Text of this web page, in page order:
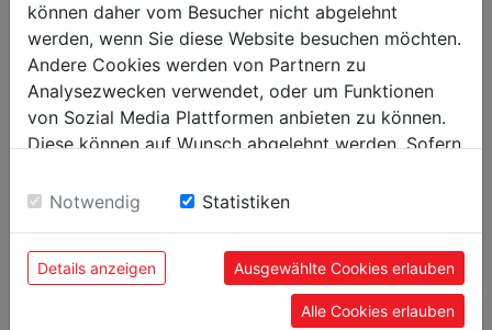
general data
EAN code 9120039908847
POPULAR PRODUCTS
können daher vom Besucher nicht abgelehnt
werden, wenn Sie diese Website besuchen möchten.
Andere Cookies werden von Partnern zu
Analysezwecken verwendet, oder um Funktionen
von Sozial Media Plattformen anbieten zu können.
Diese können auf Wunsch abgelehnt werden. Sofern
Einwilligung zu unseren Cookies.
Notwendig Statistiken
Details anzeigen Ausgewählte Cookies erlauben
Alle Cookies erlauben